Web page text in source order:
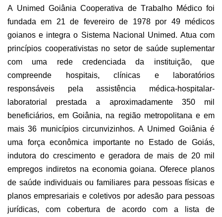
A Unimed Goiânia Cooperativa de Trabalho Médico foi
fundada em 21 de fevereiro de 1978 por 49 médicos
goianos e integra o Sistema Nacional Unimed. Atua com
princípios cooperativistas no setor de saúde suplementar
com uma rede credenciada da instituição, que
compreende hospitais, clínicas e laboratórios
responsáveis pela assistência médica-hospitalar-
laboratorial prestada a aproximadamente 350mil
beneficiários, em Goiânia, na região metropolitana e em
mais 36 municípios circunvizinhos. A Unimed Goiânia é
uma força econômica importante no Estado de Goiás,
indutora do crescimento e geradora de mais de 20 mil
empregos indiretos na economia goiana. Oferece planos
de saúde individuais ou familiares para pessoas físicas e
planos empresariais e coletivos por adesão para pessoas
jurídicas, com cobertura de acordo com a lista de